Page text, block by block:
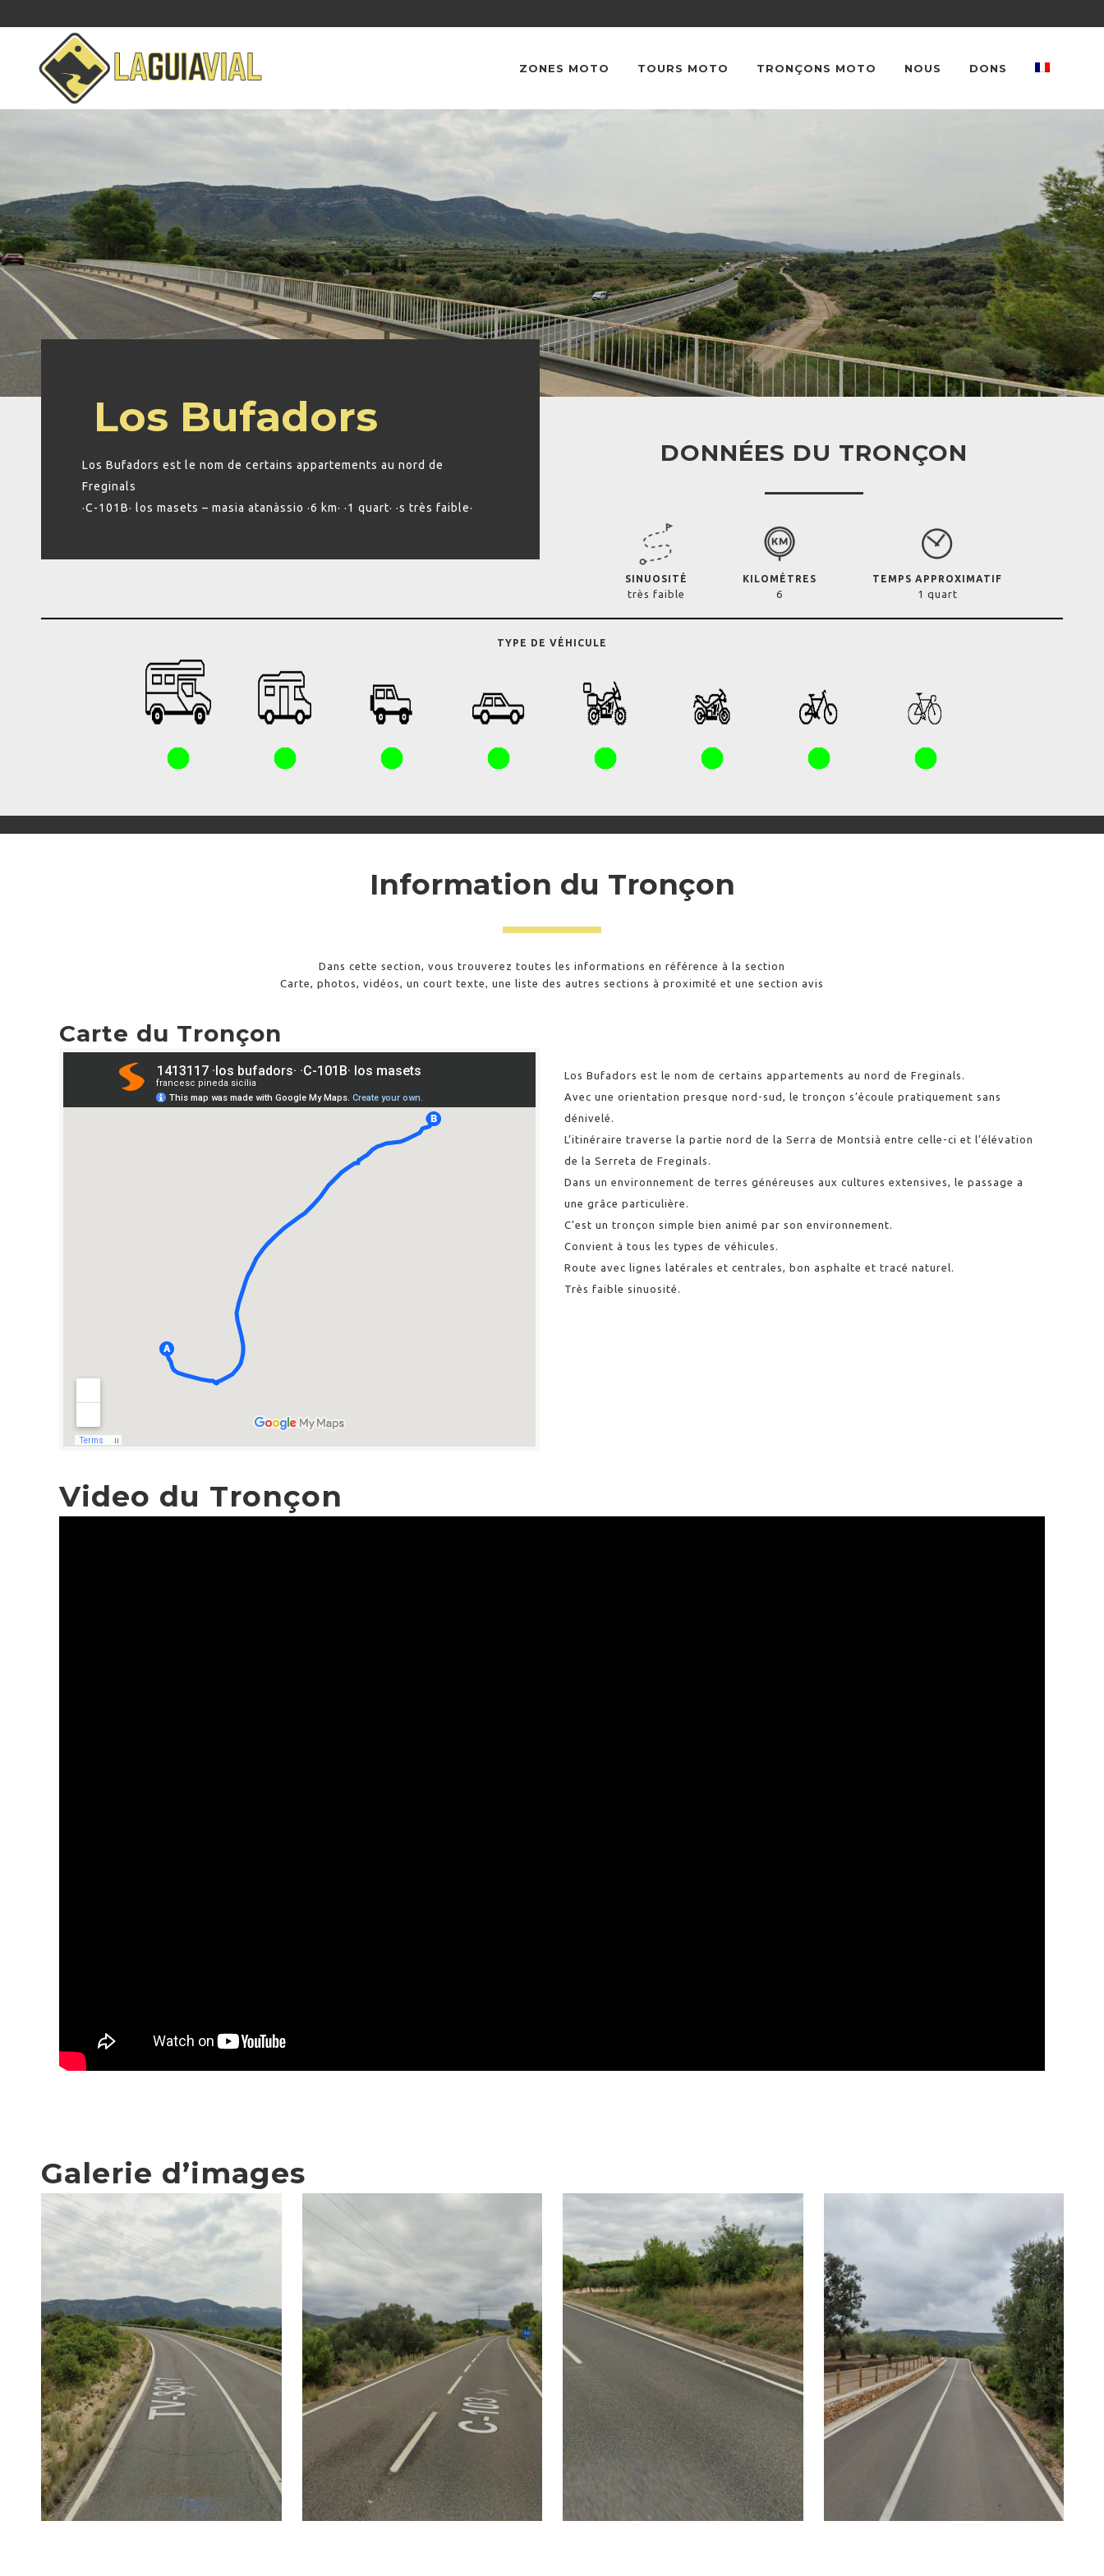
ZONES MOTO TOURS MOTO TRONÇONS MOTO NOUS DONS
Los Bufadors
Los Bufadors est le nom de certains appartements au nord de
Freginals
·C-101B· los masets – masia atanàssio ·6 km· ·1 quart· ·s très faible·
DONNÉES DU TRONÇON
SINUOSITÉ
très faible
KILOMÉTRES
6
TEMPS APPROXIMATIF
1 quart
TYPE DE VÉHICULE
Information du Tronçon
Dans cette section, vous trouverez toutes les informations en référence à la section
Carte, photos, vidéos, un court texte, une liste des autres sections à proximité et une section avis
Carte du Tronçon
Los Bufadors est le nom de certains appartements au nord de Freginals.
Avec une orientation presque nord-sud, le tronçon s’écoule pratiquement sans
dénivelé.
L’itinéraire traverse la partie nord de la Serra de Montsià entre celle-ci et l’élévation
de la Serreta de Freginals.
Dans un environnement de terres généreuses aux cultures extensives, le passage a
une grâce particulière.
C’est un tronçon simple bien animé par son environnement.
Convient à tous les types de véhicules.
Route avec lignes latérales et centrales, bon asphalte et tracé naturel.
Très faible sinuosité.
Video du Tronçon
Galerie d’images